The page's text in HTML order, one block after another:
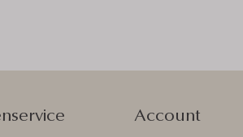
Account